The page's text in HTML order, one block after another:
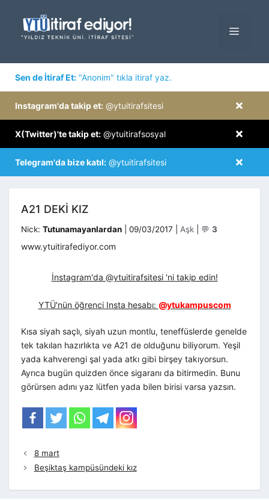
MENÜ
Sen de İtiraf Et: "Anonim" tıkla itiraf yaz.
×
Instagram'da takip et: @ytuitirafsitesi
×
X(Twitter)'te takip et: @ytuitirafsosyal
×
Telegram'da bize katıl: @ytuitirafsitesi
A21 DEKI KIZ
Nick: Tutunamayanlardan 09/03/2017 Kategoriler
Aşk 💬 3
www.ytuitirafediyor.com
İnstagram'da @ytuitirafsitesi 'ni takip edin!
YTÜ'nün öğrenci Insta hesabı: @ytukampuscom
Kısa siyah saçlı, siyah uzun montlu, teneffüslerde genelde
tek takılan hazırlıkta ve A21 de olduğunu biliyorum. Yeşil
yada kahverengi şal yada atkı gibi birşey takıyorsun.
Ayrıca bugün quizden önce sigaranı da bitirmedin. Bunu
görürsen adını yaz lütfen yada bilen birisi varsa yazsın.
8 mart
Beşiktaş kampüsündeki kız